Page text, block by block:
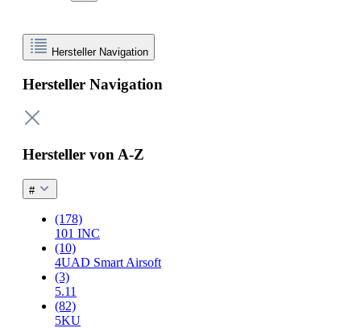
Hersteller Navigation
Hersteller Navigation
Hersteller von A-Z
#
(178)
101 INC
(10)
4UAD Smart Airsoft
(3)
5.11
(82)
5KU